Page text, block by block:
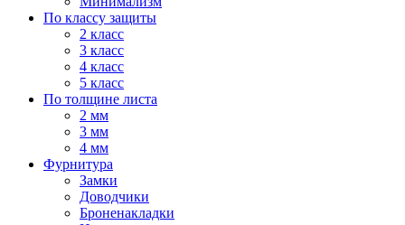
По классу защиты
2 класс
3 класс
4 класс
5 класс
По толщине листа
2 мм
3 мм
4 мм
Фурнитура
Замки
Доводчики
Броненакладки